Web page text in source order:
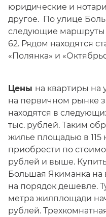
юридические и
другое. По улице
следующие маршруты
62. Рядом находятся
«Полянка» и
Цены на квартиры на
на первичном рынке
находятся в
тыс. рублей. Таким
жилье площадью в 115
приобрести по
рублей и выше.
Большая Якиманка
на порядок дешевле.
метра жилплощади
рублей.